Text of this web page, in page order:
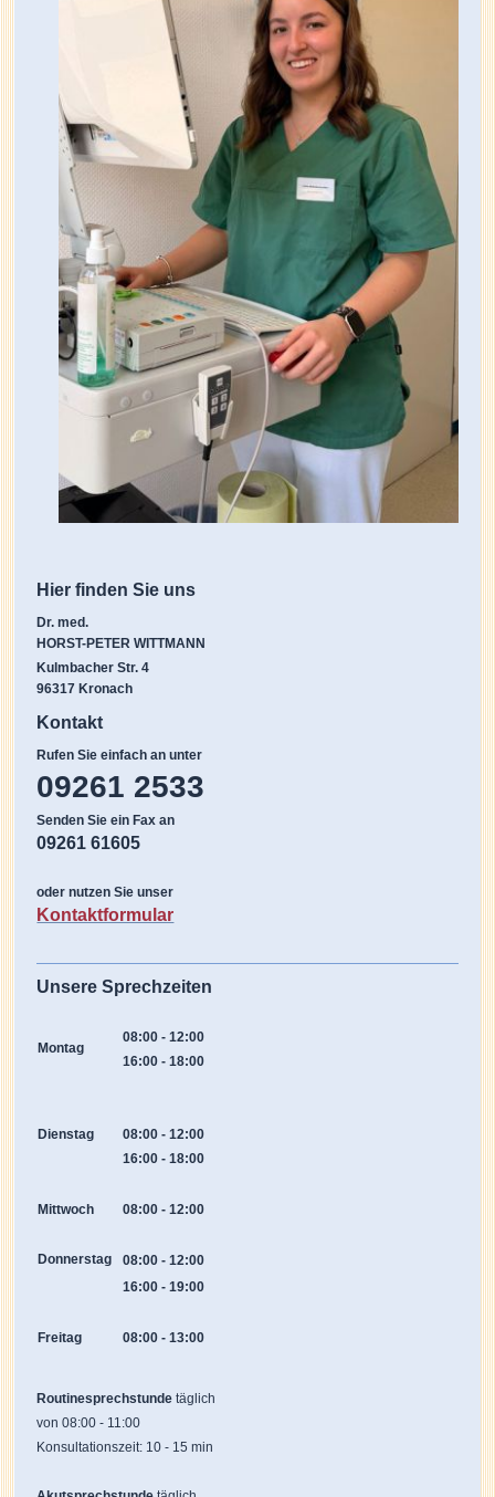
Hier finden Sie uns
Dr. med.
HORST-PETER WITTMANN
Kulmbacher Str. 4
96317 Kronach
Kontakt
Rufen Sie einfach an unter
09261 2533
Senden Sie ein Fax an
09261 61605
oder nutzen Sie unser
Kontaktformular
Unsere Sprechzeiten
Montag
08:00 -12:00
16:00 - 18:00
Dienstag 08:00 -12:00
16:00 -18:00
Mittwoch 08:00 -12:00
Donnerstag
08:00 - 12:00
16:00 -19:00
Freitag 08:00 -13:00
Routinesprechstunde täglich
von 08:00 - 11:00
Konsultationszeit: 10 - 15 min